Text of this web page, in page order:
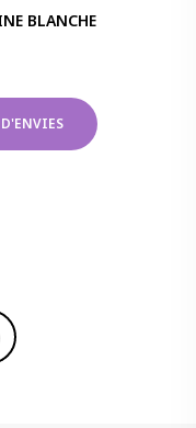
BLANCHE